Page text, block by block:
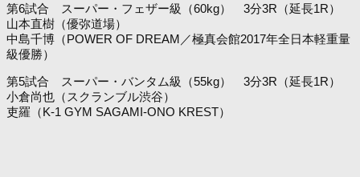
第6試合 スーパー・フェザー級（60kg） 3分3R（延長1R）
山本直樹（優弥道場）
中島千博（POWER OF DREAM／極真会館2017年全日本軽重量
級優勝）
第5試合 スーパー・バンタム級（55kg） 3分3R（延長1R）
小倉尚也（スクランブル渋谷）
吏羅（K-1 GYM SAGAMI-ONO KREST）